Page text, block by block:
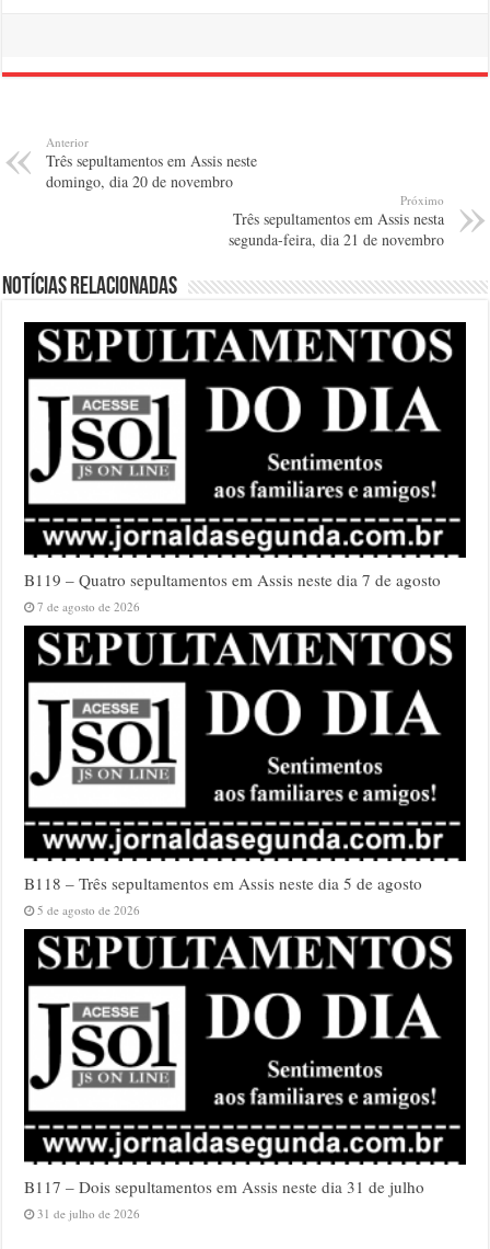
Anterior
Três sepultamentos em Assis neste
domingo, dia 20 de novembro
Próximo
Três sepultamentos em Assis nesta
segunda-feira, dia 21 de novembro
Notícias relacionadas
B119 – Quatro sepultamentos em Assis neste dia 7 de agosto
7 de agosto de 2026
B118 – Três sepultamentos em Assis neste dia 5 de agosto
5 de agosto de 2026
B117 – Dois sepultamentos em Assis neste dia 31 de julho
31 de julho de 2026